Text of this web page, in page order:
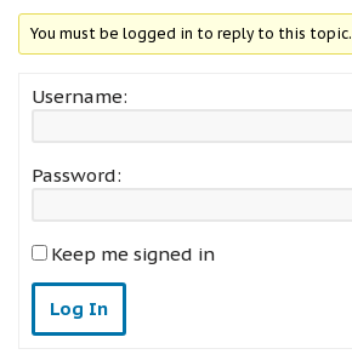
You must be logged in to reply to this topic.
Username:
Password:
Keep me signed in
Log In